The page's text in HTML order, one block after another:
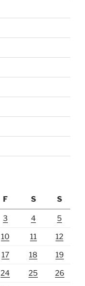
F S S
3 4 5
10 11 12
17 18 19
24 25 26